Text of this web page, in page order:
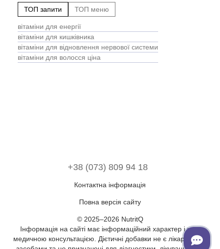
ТОП запити ТОП меню
вітаміни для енергії
вітаміни для кишківника
вітаміни для відновлення нервової системи
вітаміни для волосся ціна
+38 (073) 809 94 18
Контактна інформація
Повна версія сайту
© 2025–2026 NutritQ
Інформація на сайті має інформаційний характер і не є
медичною консультацією. Дієтичні добавки не є лікарськими